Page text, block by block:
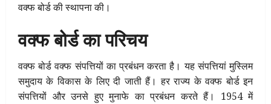
वक्फ बोर्ड की स्थापना की।
वक्फ बोर्ड का परिचय
वक्फ बोर्ड वक्फ संपत्तियों का प्रबंधन करता है। यह संपत्तियां मुस्लिम
समुदाय के विकास के लिए दी जाती हैं। हर राज्य के वक्फ बोर्ड इन
संपत्तियों और उनसे हुए मुनाफे का प्रबंधन करते हैं। 1954 में